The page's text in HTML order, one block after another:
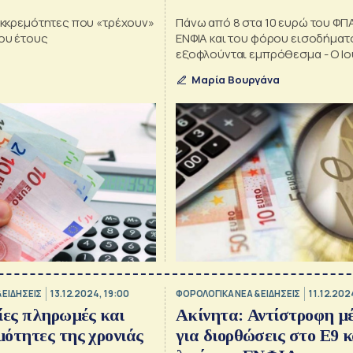
που «τρέχουν»
έτους
Πάνω από 8 στα 10 ευρώ του
ΕΝΦΙΑ και του φόρου
εξοφλούνται εμπρόθεσμα - Ο
νοικοκυριά και επιχειρήσεις
Μαρία Βουργάνα
13.12.2024, 19:00
πληρωμές και
της χρονιάς
ΦΟΡΟΛΟΓΙΚΑ ΝΕΑ & EΙΔΗΣΕΙΣ
Ακίνητα: Αντίστροφη
για διορθώσεις στο Ε9